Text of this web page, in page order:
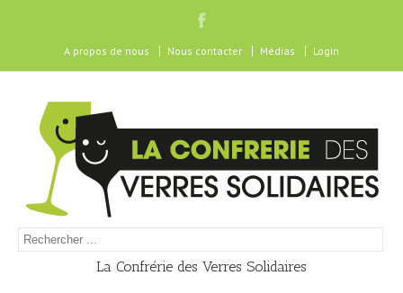
A propos de nous Nous contacter Médias Login
La Confrérie des Verres Solidaires